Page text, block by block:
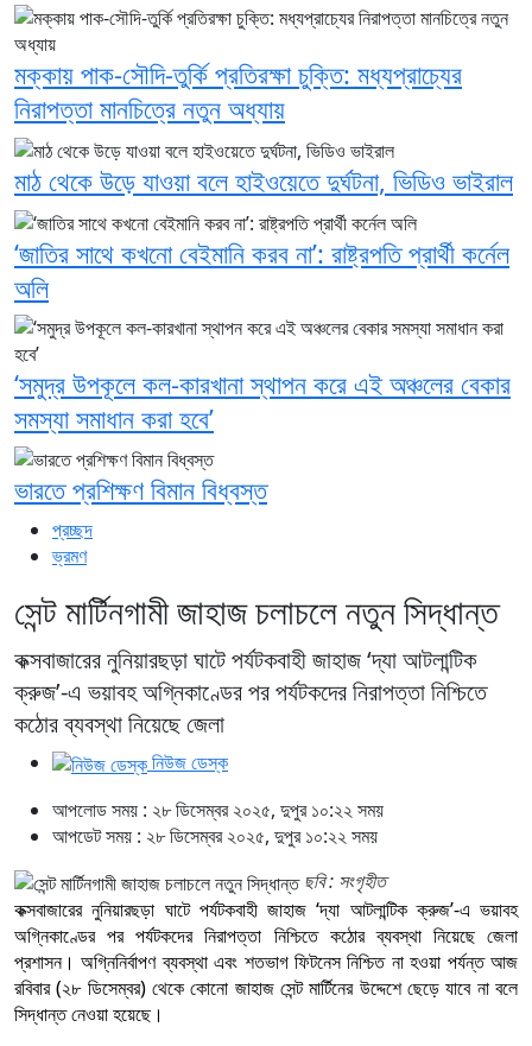
প্রচ্ছদ
ভ্রমণ
সেন্ট মার্টিনগামী জাহাজ চলাচলে নতুন সিদ্ধান্ত
কক্সবাজারের নুনিয়ারছড়া ঘাটে পর্যটকবাহী জাহাজ ‘দ্যা আটলান্টিক
ক্রুজ’-এ ভয়াবহ অগ্নিকাণ্ডের পর পর্যটকদের নিরাপত্তা নিশ্চিতে
কঠোর ব্যবস্থা নিয়েছে জেলা
নিউজ ডেস্ক
আপলোড সময় : ২৮ ডিসেম্বর ২০২৫, দুপুর ১০:২২ সময়
আপডেট সময় : ২৮ ডিসেম্বর ২০২৫, দুপুর ১০:২২ সময়
ছবি : সংগৃহীত
কক্সবাজারের নুনিয়ারছড়া ঘাটে পর্যটকবাহী জাহাজ ‘দ্যা আটলান্টিক ক্রুজ’-এ ভয়াবহ
অগ্নিকাণ্ডের পর পর্যটকদের নিরাপত্তা নিশ্চিতে কঠোর ব্যবস্থা নিয়েছে জেলা
প্রশাসন। অগ্নিনির্বাপণ ব্যবস্থা এবং শতভাগ ফিটনেস নিশ্চিত না হওয়া পর্যন্ত আজ
রবিবার (২৮ ডিসেম্বর) থেকে কোনো জাহাজ সেন্ট মার্টিনের উদ্দেশে ছেড়ে যাবে না বলে
সিদ্ধান্ত নেওয়া হয়েছে।
মক্কায় পাক-সৌদি-তুর্কি প্রতিরক্ষা চুক্তি: মধ্যপ্রাচ্যের
নিরাপত্তা মানচিত্রে নতুন অধ্যায়
মাঠ থেকে উড়ে যাওয়া বলে হাইওয়েতে দুর্ঘটনা, ভিডিও ভাইরাল
‘জাতির সাথে কখনো বেইমানি করব না’: রাষ্ট্রপতি প্রার্থী কর্নেল
অলি
‘সমুদ্র উপকূলে কল-কারখানা স্থাপন করে এই অঞ্চলের বেকার
সমস্যা সমাধান করা হবে’
ভারতে প্রশিক্ষণ বিমান বিধ্বস্ত